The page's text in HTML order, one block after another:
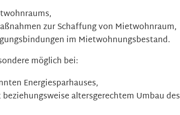
zur Schaffung von Mietwohnraum,
im Mietwohnungsbestand.
möglich bei:
Energiesparhauses,
altersgerechtem Umbau des